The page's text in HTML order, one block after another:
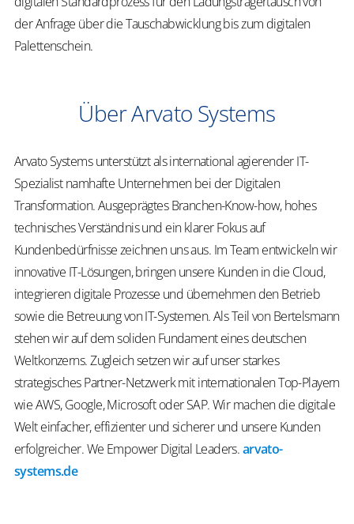
der Anfrage über die Tauschabwicklung bis zum digitalen
Palettenschein.
Über Arvato Systems
Arvato Systems unterstützt als international agierender IT-
Spezialist namhafte Unternehmen bei der Digitalen
Transformation. Ausgeprägtes Branchen-Know-how, hohes
technisches Verständnis und ein klarer Fokus auf
Kundenbedürfnisse zeichnen uns aus. Im Team entwickeln wir
innovative IT-Lösungen, bringen unsere Kunden in die Cloud,
integrieren digitale Prozesse und übernehmen den Betrieb
sowie die Betreuung von IT-Systemen. Als Teil von Bertelsmann
stehen wir auf dem soliden Fundament eines deutschen
Weltkonzerns. Zugleich setzen wir auf unser starkes
strategisches Partner-Netzwerk mit internationalen Top-Playern
wie AWS, Google, Microsoft oder SAP. Wir machen die digitale
Welt einfacher, effizienter und sicherer und unsere Kunden
erfolgreicher.We EmpowerDigital Leaders.arvato-
systems.de